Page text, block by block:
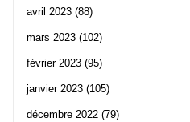
avril 2023 (88)
mars 2023 (102)
février 2023 (95)
janvier 2023 (105)
décembre 2022 (79)